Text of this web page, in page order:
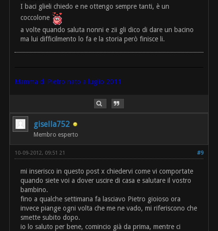
I baci glieli chiedo e ne ottengo sempre tanti, è un
coccolone
a volte quando saluta nonni e zii gli dico di dare un bacino
ma lui difficilmento lo fa e la storia però finisce li.
Mamma di Pietro nato a luglio 2011
gisella752
Membro esperto
#9
10-09-2012, 09:51 21
mi inserisco in questo post x chiedervi come vi comportate
quando siete voi a dover uscire di casa e salutare il vostro
bambino.
fino a qualche settimana fa lasciavo Pietro gioioso ora
invece piange ogni volta che me ne vado, mi riferiscono che
smette subito dopo.
io lo saluto per bene, comincio già da prima, mentre ci